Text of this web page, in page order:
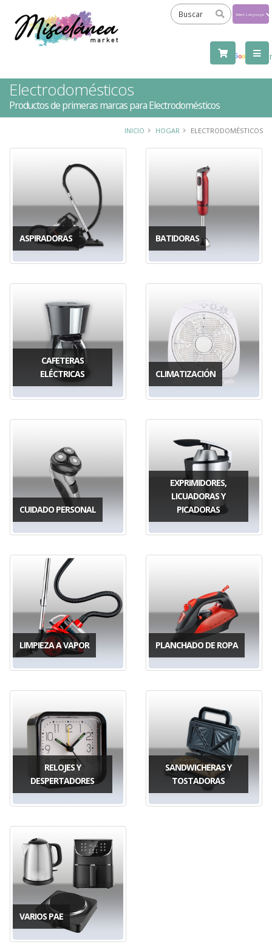
by
Electrodomésticos
Productos de primeras marcas para Electrodomésticos
INICIO HOGAR ELECTRODOMÉSTICOS
ASPIRADORAS BATIDORAS
CAFETERAS
ELÉCTRICAS
CLIMATIZACIÓN
CUIDADO PERSONAL
EXPRIMIDORES,
LICUADORAS Y
PICADORAS
LIMPIEZA A VAPOR PLANCHADO DE ROPA
RELOJES Y
DESPERTADORES
SANDWICHERAS Y
TOSTADORAS
VARIOS PAE